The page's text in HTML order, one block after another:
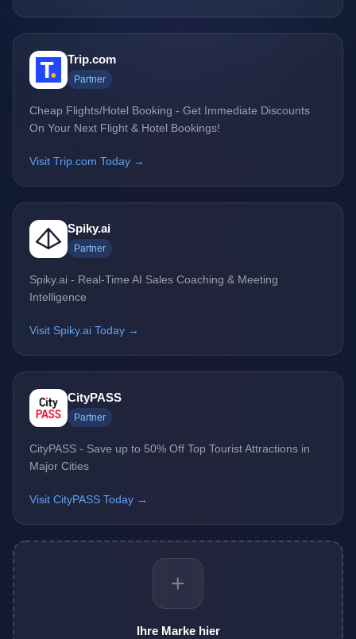
Trip.com
Partner
Cheap Flights/Hotel Booking - Get Immediate Discounts
On Your Next Flight & Hotel Bookings!
Visit Trip.com Today →
Spiky.ai
Partner
Spiky.ai - Real-Time AI Sales Coaching & Meeting
Intelligence
Visit Spiky.ai Today →
CityPASS
Partner
CityPASS - Save up to 50% Off Top Tourist Attractions in
Major Cities
Visit CityPASS Today →
+
Ihre Marke hier